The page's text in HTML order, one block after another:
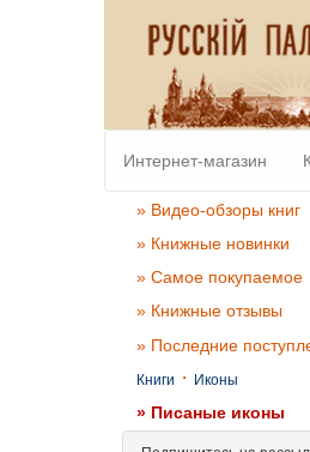
Интернет-магазин
» Видео-обзоры книг
» Книжные новинки
» Самое покупаемое
» Книжные отзывы
» Последние
Книги · Иконы
» Писаные иконы